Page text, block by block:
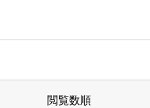
閲覧数順